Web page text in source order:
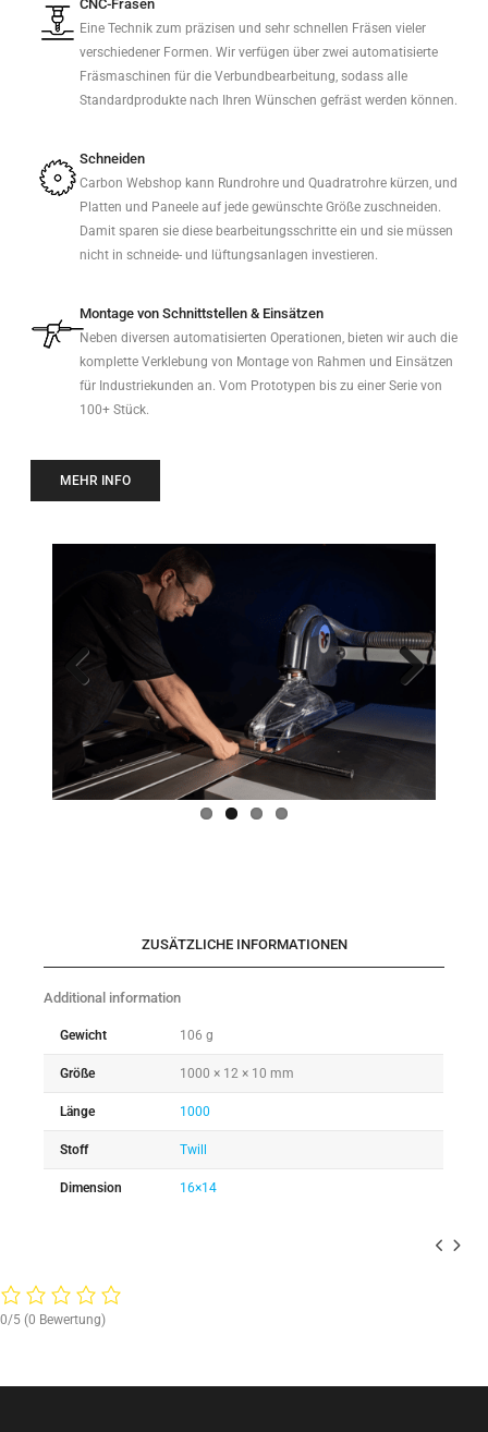
CNC-Fräsen
Eine Technik zum präzisen und sehr schnellen Fräsen vieler
verschiedener Formen. Wir verfügen über zwei automatisierte
Fräsmaschinen für die Verbundbearbeitung, sodass alle
Standardprodukte nach Ihren Wünschen gefräst werden können.
Schneiden
Carbon Webshop kann Rundrohre und Quadratrohre kürzen, und
Platten und Paneele auf jede gewünschte Größe zuschneiden.
Damit sparen sie diese bearbeitungsschritte ein und sie müssen
nicht in schneide- und lüftungsanlagen investieren.
Montage von Schnittstellen & Einsätzen
Neben diversen automatisierten Operationen, bieten wir auch die
komplette Verklebung von Montage von Rahmen und Einsätzen
für Industriekunden an. Vom Prototypen bis zu einer Serie von
100+ Stück.
MEHR INFO
Next
ZUSÄTZLICHE INFORMATIONEN
Additional information
Gewicht 106 g
Größe 1000 × 12 × 10 mm
Länge 1000
Stoff Twill
Dimension 16×14
0/5 (0 Bewertung)